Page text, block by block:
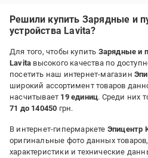
Решили купить Зарядные и
устройства Lavita?
Для того, чтобы купить Зарядные и
Lavita высокого качества по
посетить наш интернет-магазин
широкий ассортимент товаров
насчитывает 19 единиц. Среди них
71 до 140450 грн.
В интернет-гипермаркете Эпицентр
оригинальные фото данных
характеристики и технические